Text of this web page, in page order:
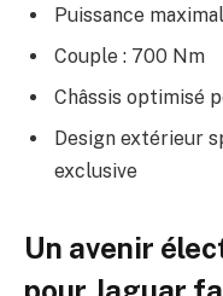
Puissance
Couple : 700 Nm
Châssis optimisé
Design extérieur
exclusive
Un avenir